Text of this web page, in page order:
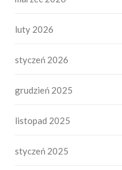
luty 2026
styczeń 2026
grudzień 2025
listopad 2025
styczeń 2025